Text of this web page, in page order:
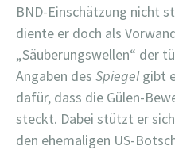
BND-Einschätzung nicht
diente er doch als
„Säuberungswellen“ der
Angaben des Spiegelgibt
dafür, dass die Gülen-
steckt. Dabei stützt er
den ehemaligen US-